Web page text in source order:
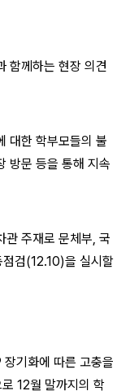
함께하는 현장 의견
대한 학부모들의 불
방문 등을 통해 지속
관 주재로 문체부, 국
점검(12.10)을 실시할
기화에 따른 고충을
12월 말까지의 학